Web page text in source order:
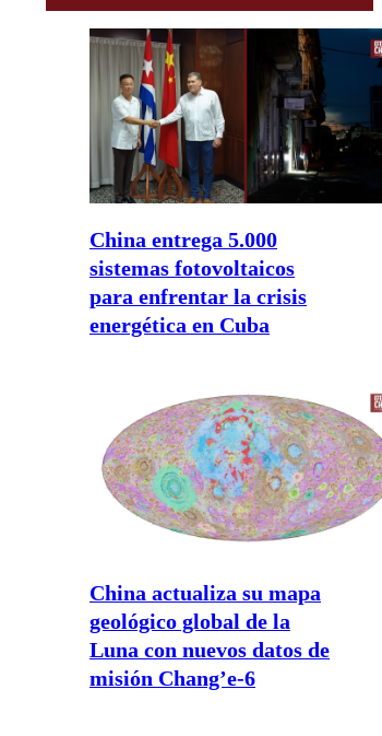
China entrega 5.000
sistemas fotovoltaicos
para enfrentar la crisis
energética en Cuba
China actualiza su mapa
geológico global de la
Luna con nuevos datos de
misión Chang’e-6